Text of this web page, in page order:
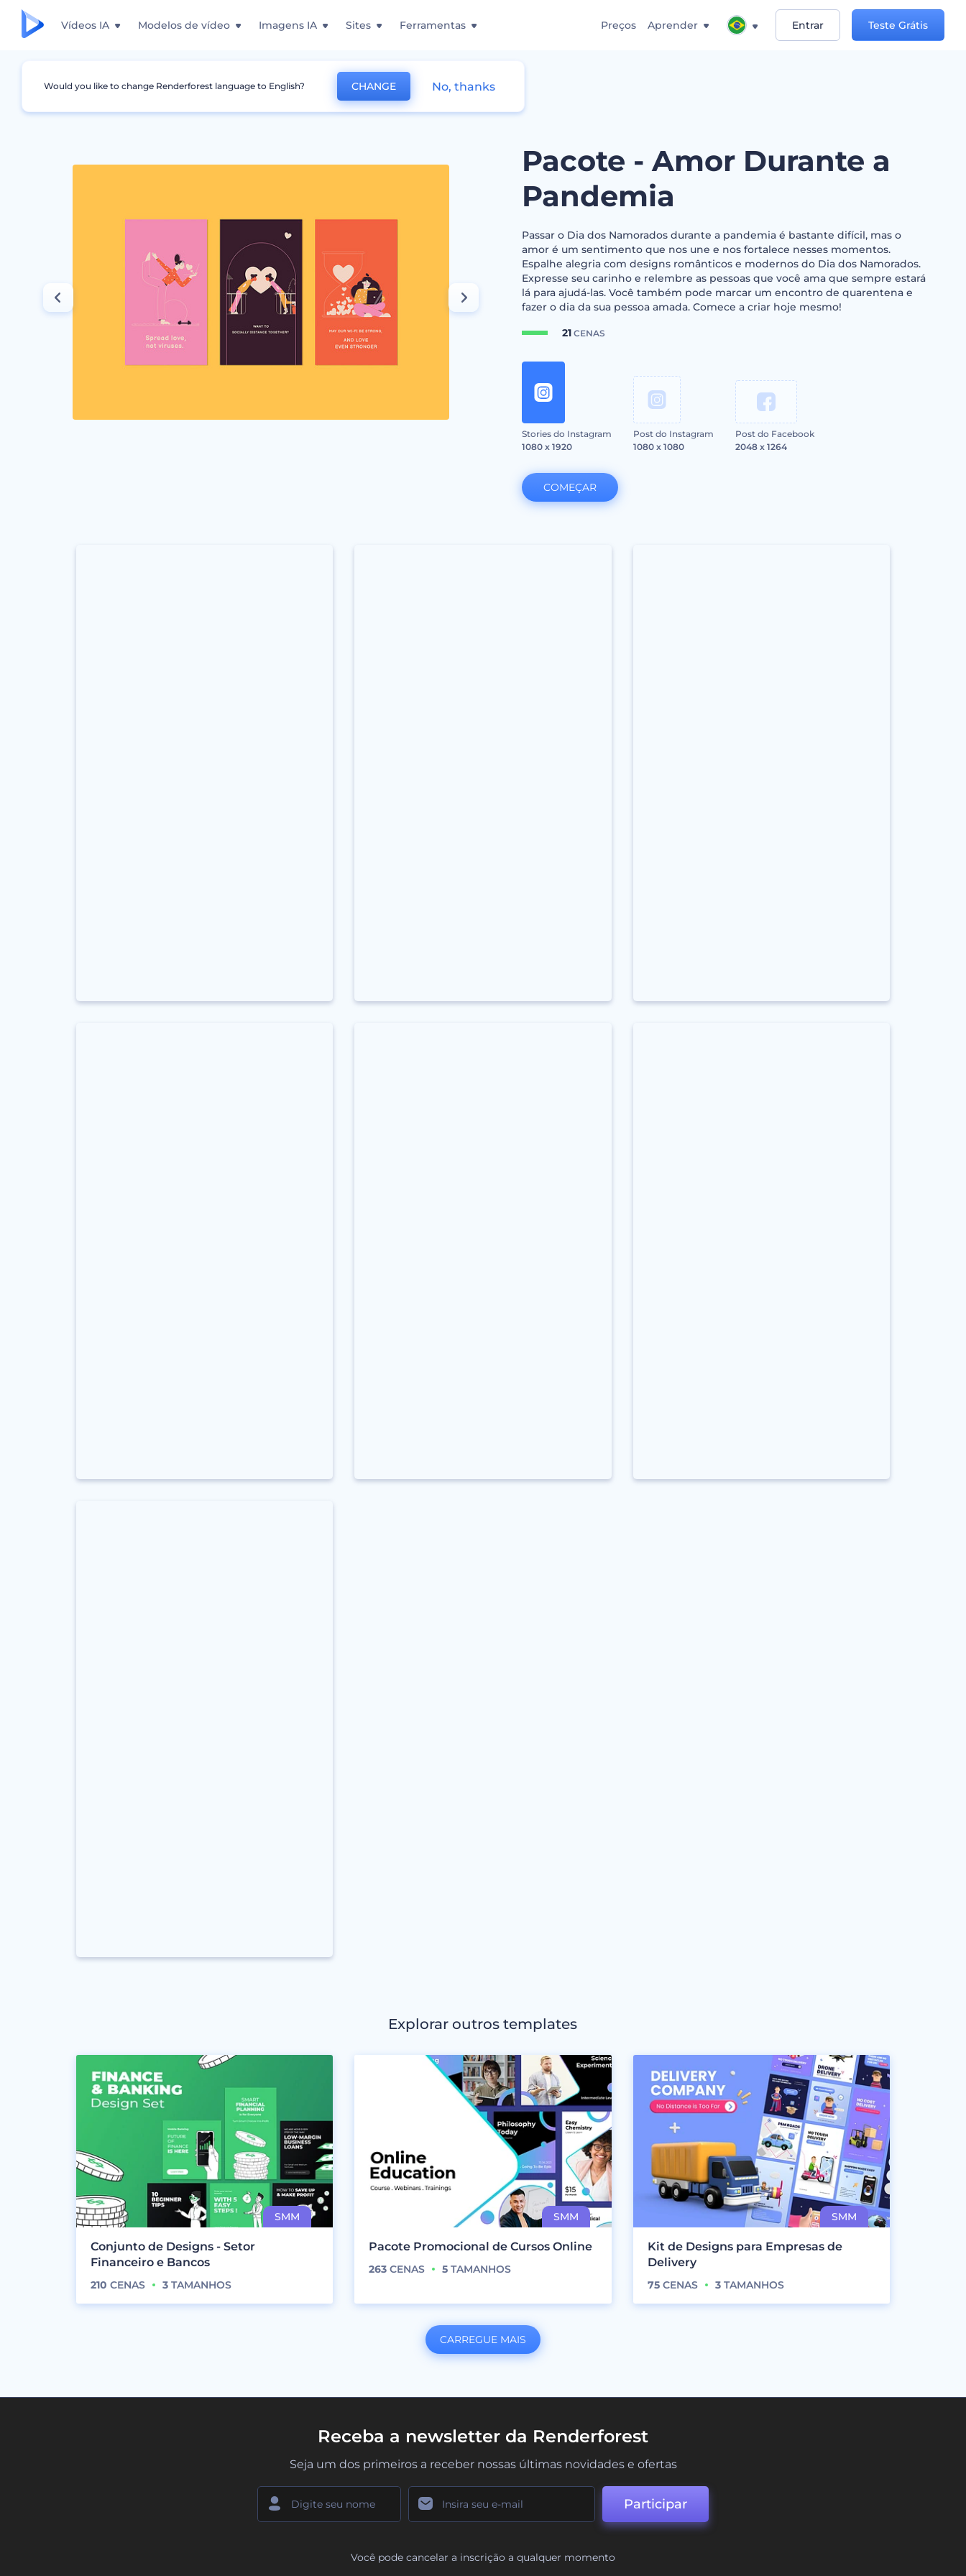
Vídeos IA Modelos de vídeo Imagens IA Sites Ferramentas Preços Aprender Entrar Teste Grátis
Design Gráfico Story do Instagram Pacote - Amor Durante a Pandemia
Pacote - Amor Durante a
Pandemia
Passar o Dia dos Namorados durante a pandemia é bastante difícil, mas o
amor é um sentimento que nos une e nos fortalece nesses momentos.
Espalhe alegria com designs românticos e modernos do Dia dos Namorados.
Expresse seu carinho e relembre as pessoas que você ama que sempre estará
lá para ajudá-las. Você também pode marcar um encontro de quarentena e
fazer o dia da sua pessoa amada. Comece a criar hoje mesmo!
21 CENAS
Stories do Instagram
1080 x 1920
Post do Instagram
1080 x 1080
Post do Facebook
2048 x 1264
COMEÇAR
Explorar outros templates
Conjunto de Designs - Setor
Financeiro e Bancos
210 CENAS 3 TAMANHOS
Pacote Promocional de Cursos Online
263 CENAS 5 TAMANHOS
Kit de Designs para Empresas de
Delivery
75CENAS 3TAMANHOS
CARREGUE MAIS
Receba a newsletter da Renderforest
Seja um dos primeiros a receber nossas últimas novidades e ofertas
Participar
Você pode cancelar a inscrição a qualquer momento
Would you like to change Renderforest language to English? CHANGE No, thanks